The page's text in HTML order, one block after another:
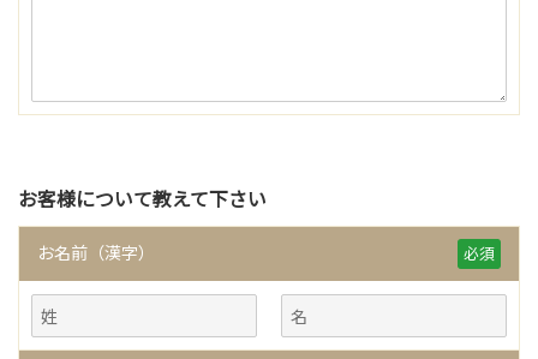
お客様について教えて下さい
お名前（漢字） 必須